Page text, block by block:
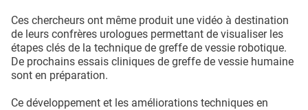
Ces chercheurs ont même produit une vidéo à destination
de leurs confrères urologues permettant de visualiser les
étapes clés de la technique de greffe de vessie robotique.
De prochains essais cliniques de greffe de vessie humaine
sont en préparation.
Ce développement et les améliorations techniques en